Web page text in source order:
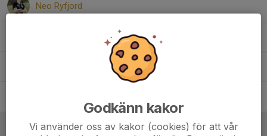
Neo Ryfjord
Paolo Carmona Vedlund
Ledare
Godkänn kakor
Vi använder oss av kakor (cookies) för att vår